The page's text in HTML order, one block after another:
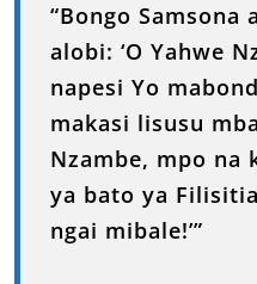
“Bongo Samsona
alobi: ‘O Yahwe
napesi Yo
makasi lisusu
Nzambe, mpo na
ya bato ya
ngai mibale!’”